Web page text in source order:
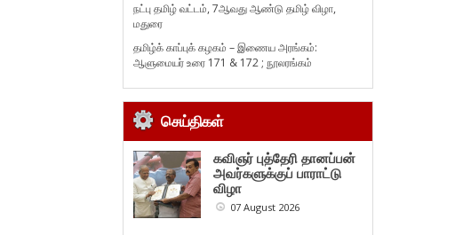
நட்பு தமிழ் வட்டம், 7ஆவது ஆண்டு தமிழ் விழா,
மதுரை
தமிழ்க் காப்புக் கழகம் – இணைய அரங்கம்:
ஆளுமையர் உரை 171 & 172 ; நூலரங்கம்
செய்திகள்
கவிஞர் புத்தேரி தானப்பன்
அவர்களுக்குப் பாராட்டு
விழா
07 August 2026